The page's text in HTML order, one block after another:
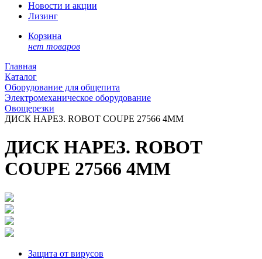
Новости и акции
Лизинг
Корзина
нет товаров
Главная
Каталог
Оборудование для общепита
Электромеханическое оборудование
Овощерезки
ДИСК НАРЕЗ. ROBOT COUPE 27566 4ММ
ДИСК НАРЕЗ. ROBOT
COUPE 27566 4ММ
Защита от вирусов